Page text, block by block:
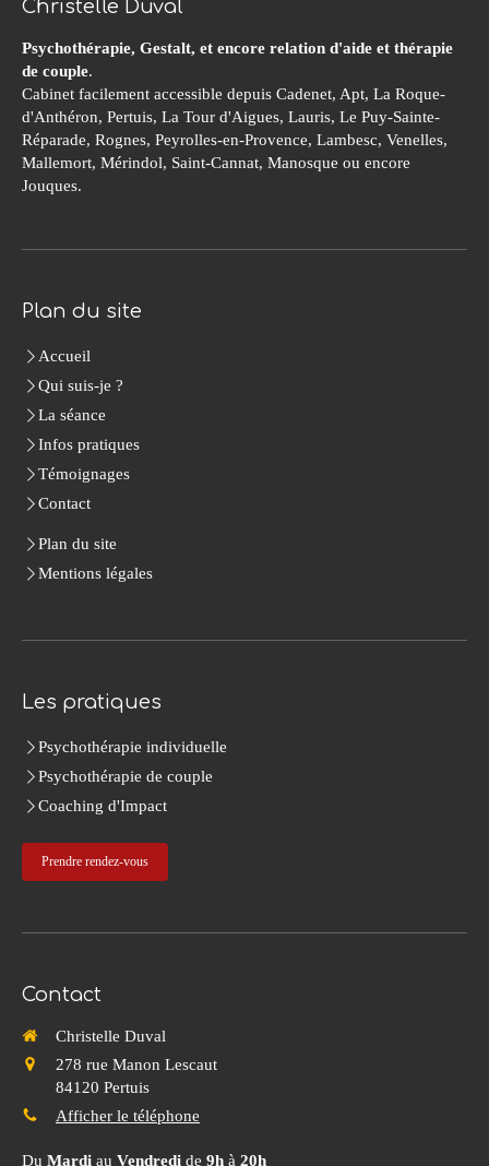
Christelle Duval
Psychothérapie, Gestalt, et encore relation d'aide et thérapie
de couple.
Cabinet facilement accessible depuis Cadenet, Apt, La Roque-
d'Anthéron, Pertuis, La Tour d'Aigues, Lauris, Le Puy-Sainte-
Réparade, Rognes, Peyrolles-en-Provence, Lambesc, Venelles,
Mallemort, Mérindol, Saint-Cannat, Manosque ou encore
Jouques.
Plan du site
Accueil
Qui suis-je ?
La séance
Infos pratiques
Témoignages
Contact
Plan du site
Mentions légales
Les pratiques
Psychothérapie individuelle
Psychothérapie de couple
Coaching d'Impact
Prendre rendez-vous
Contact
Christelle Duval
278 rue Manon Lescaut
84120 Pertuis
Afficher le téléphone
Du Mardi au Vendredi de 9h à 20h